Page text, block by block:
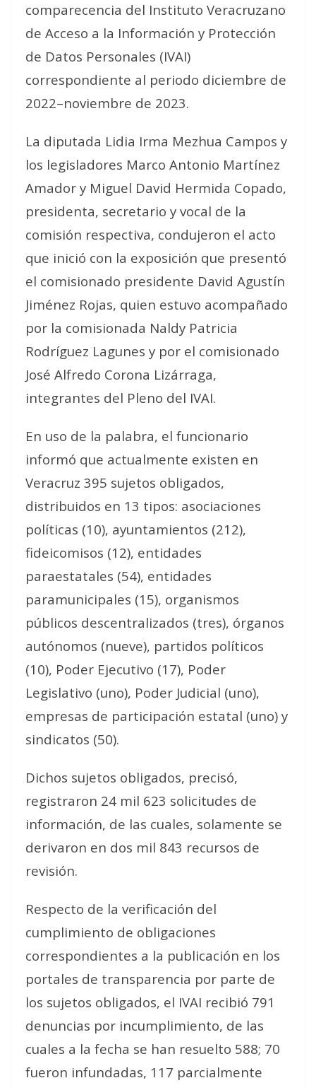
comparecencia del Instituto Veracruzano
de Acceso a la Información y Protección
de Datos Personales (IVAI)
correspondiente al periodo diciembre de
2022–noviembre de 2023.
La diputada Lidia Irma Mezhua Campos y
los legisladores Marco Antonio Martínez
Amador y Miguel David Hermida Copado,
presidenta, secretario y vocal de la
comisión respectiva, condujeron el acto
que inició con la exposición que presentó
el comisionado presidente David Agustín
Jiménez Rojas, quien estuvo acompañado
por la comisionada Naldy Patricia
Rodríguez Lagunes y por el comisionado
José Alfredo Corona Lizárraga,
integrantes del Pleno del IVAI.
En uso de la palabra, el funcionario
informó que actualmente existen en
Veracruz 395 sujetos obligados,
distribuidos en 13 tipos: asociaciones
políticas (10), ayuntamientos (212),
fideicomisos (12), entidades
paraestatales (54), entidades
paramunicipales (15), organismos
públicos descentralizados (tres), órganos
autónomos (nueve), partidos políticos
(10), Poder Ejecutivo (17), Poder
Legislativo (uno), Poder Judicial (uno),
empresas de participación estatal (uno) y
sindicatos (50).
Dichos sujetos obligados, precisó,
registraron 24 mil 623 solicitudes de
información, de las cuales, solamente se
derivaron en dos mil 843 recursos de
revisión.
Respecto de la verificación del
cumplimiento de obligaciones
correspondientes a la publicación en los
portales de transparencia por parte de
los sujetos obligados, el IVAI recibió 791
denuncias por incumplimiento, de las
cuales a la fecha se han resuelto 588; 70
fueron infundadas, 117 parcialmente